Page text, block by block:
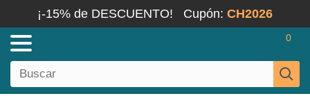
¡-15% de DESCUENTO! Cupón: CH2026
0